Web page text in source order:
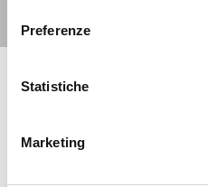
Preferenze
Statistiche
Marketing
Altri eventi
8
La Conca social bar: aperitivi e